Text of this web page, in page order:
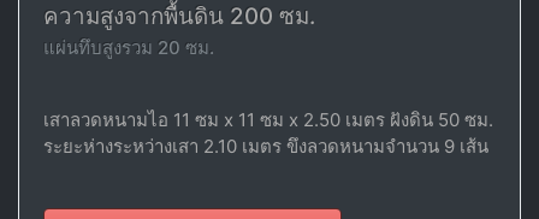
ความสูงจากพื้นดิน 200 ซม.
แผ่นทึบสูงรวม 20 ซม.
เสาลวดหนามไอ 11 ซม x 11 ซม x 2.50 เมตร ฝังดิน 50 ซม.
ระยะห่างระหว่างเสา 2.10 เมตร ขึงลวดหนามจำนวน 9 เส้น